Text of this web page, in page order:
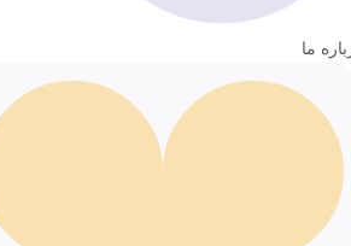
ما